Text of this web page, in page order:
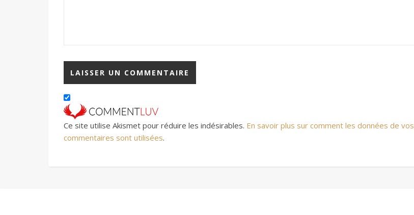
Ce site utilise Akismet pour réduire les indésirables. En savoir plus sur comment les données de vos
commentaires sont utilisées.